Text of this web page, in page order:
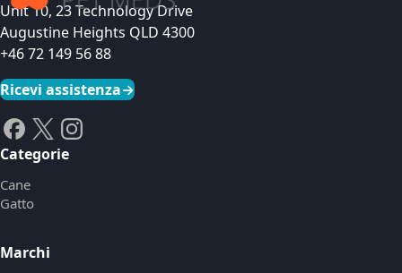
Unit 10, 23 Technology Drive
Augustine Heights QLD 4300
+46 72 149 56 88
Ricevi assistenza→
Categorie
Cane
Gatto
Marchi